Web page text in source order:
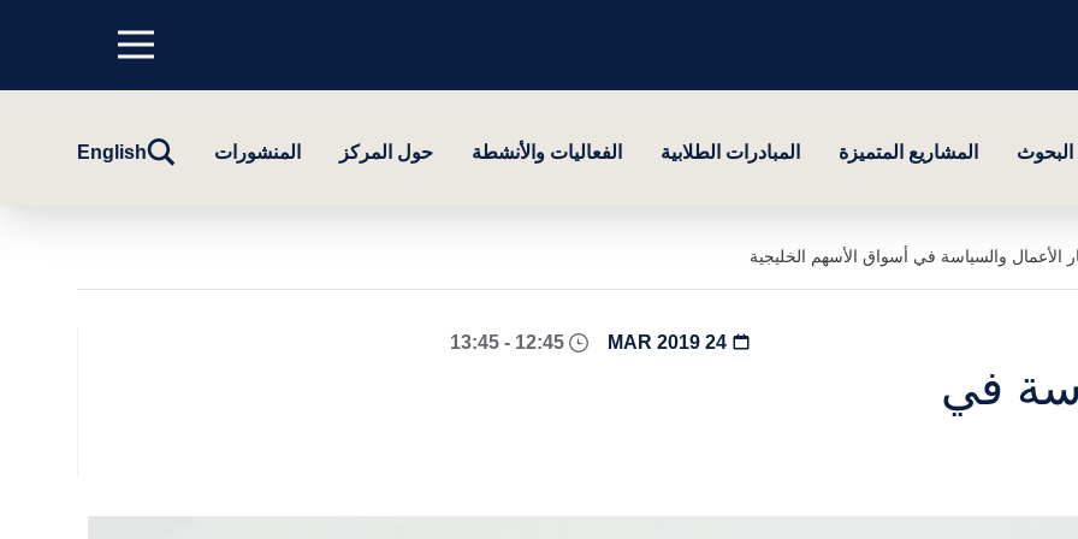
Menu
top
البحوث المشاريع المتميزة المبادرات الطلابية الفعاليات والأنشطة حول المركز المنشورات
تبديلEnglish
الأعمال والسياسة في أسواق الأسهم الخليجية
في